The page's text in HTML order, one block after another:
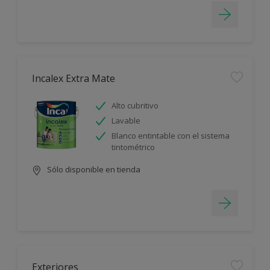
Incalex Extra Mate
Alto cubritivo
Lavable
Blanco entintable con el sistema
tintométrico
Sólo disponible en tienda
Exteriores